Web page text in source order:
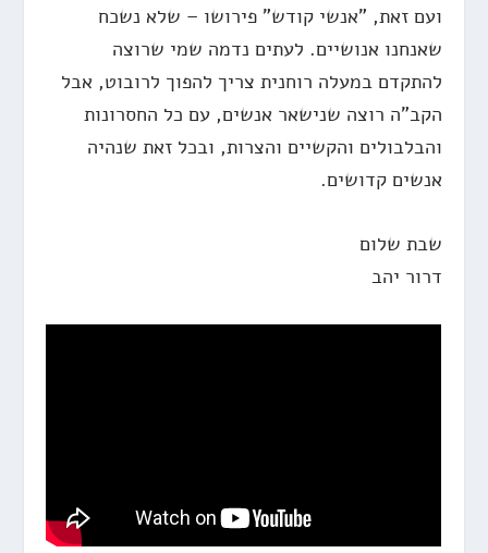
ועם זאת, "אנשי קודש" פירושו – שלא נשכח
שאנחנו אנושיים. לעתים נדמה שמי שרוצה
להתקדם במעלה רוחנית צריך להפוך לרובוט, אבל
הקב"ה רוצה שנישאר אנשים, עם כל החסרונות
והבלבולים והקשיים והצרות, ובכל זאת שנהיה
אנשים קדושים.
שבת שלום
דרור יהב